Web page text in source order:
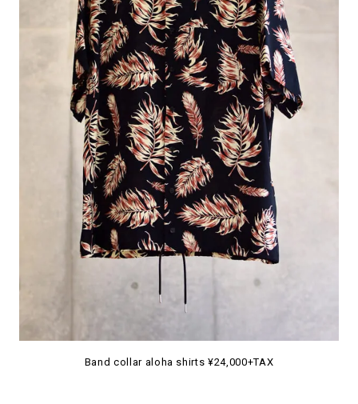
Band collar aloha shirts ¥24,000+TAX